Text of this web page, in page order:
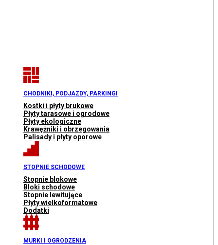
CHODNIKI, PODJAZDY, PARKINGI
Kostki i płyty brukowe
Płyty tarasowe i ogrodowe
Płyty ekologiczne
Krawężniki i obrzegowania
Palisady i płyty oporowe
STOPNIE SCHODOWE
Stopnie blokowe
Bloki schodowe
Stopnie lewitujące
Płyty wielkoformatowe
Dodatki
MURKI I OGRODZENIA